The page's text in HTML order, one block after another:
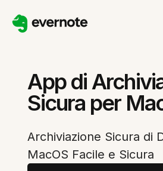
App di
Sicura per
Archiviazione Sicura di
MacOS Facile e Sicura